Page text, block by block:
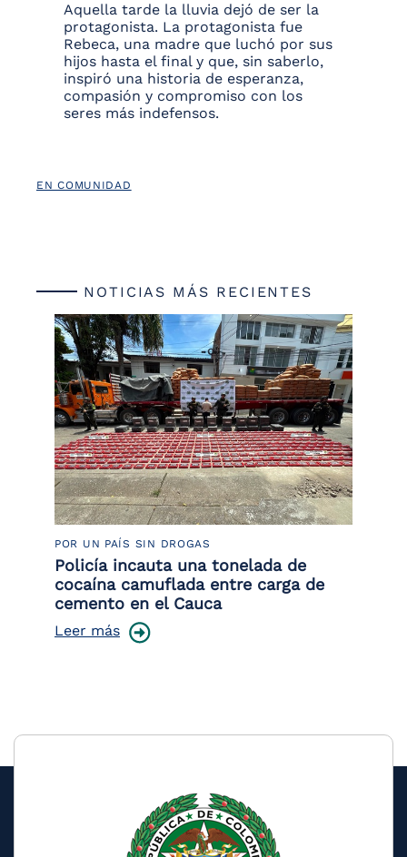
Aquella tarde la lluvia dejó de ser la
protagonista. La protagonista fue
Rebeca, una madre que luchó por sus
hijos hasta el final y que, sin saberlo,
inspiró una historia de esperanza,
compasión y compromiso con los
seres más indefensos.
EN COMUNIDAD
NOTICIAS MÁS RECIENTES
POR UN PAÍS SIN DROGAS
Policía incauta una tonelada de
cocaína camuflada entre carga de
cemento en el Cauca
Leer más